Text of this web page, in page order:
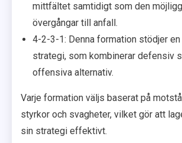
mittfältet samtidigt som den
övergångar till anfall.
4-2-3-1: Denna formation stödjer en
strategi, som kombinerar defensiv
offensiva alternativ.
Varje formation väljs baserat på
styrkor och svagheter, vilket gör att
sin strategi effektivt.